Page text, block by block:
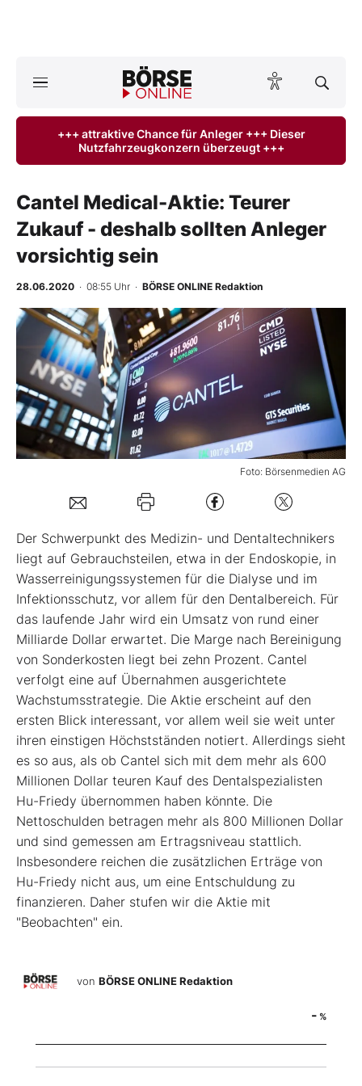
ktuelle Ausgabe BÖRSE ONLINE lesen
Anlageprodukte
Finanz-Check
Abo & Shop
BO-Musterdepots
Experten
Mein B:O
Mein Konto
Folgen Sie uns
Kontakt
+++ attraktive Chance für Anleger +++ Dieser
Nutzfahrzeugkonzern überzeugt +++
Cantel Medical-Aktie: Teurer
Zukauf - deshalb sollten Anleger
vorsichtig sein
28.06.2020 · 08:55 Uhr · BÖRSE ONLINE Redaktion
Foto: Börsenmedien AG
-%
Der Schwerpunkt des Medizin- und Dentaltechnikers
liegt auf Gebrauchsteilen, etwa in der Endoskopie, in
Wasserreinigungssystemen für die Dialyse und im
Infektionsschutz, vor allem für den Dentalbereich. Für
das laufende Jahr wird ein Umsatz von rund einer
Milliarde Dollar erwartet. Die Marge nach Bereinigung
von Sonderkosten liegt bei zehn Prozent. Cantel
verfolgt eine auf Übernahmen ausgerichtete
Wachstumsstrategie. Die Aktie erscheint auf den
ersten Blick interessant, vor allem weil sie weit unter
ihren einstigen Höchstständen notiert. Allerdings sieht
es so aus, als ob Cantel sich mit dem mehr als 600
Millionen Dollar teuren Kauf des Dentalspezialisten
Hu-Friedy übernommen haben könnte. Die
Nettoschulden betragen mehr als 800 Millionen Dollar
und sind gemessen am Ertragsniveau stattlich.
Insbesondere reichen die zusätzlichen Erträge von
Hu-Friedy nicht aus, um eine Entschuldung zu
finanzieren. Daher stufen wir die Aktie mit
"Beobachten" ein.
von BÖRSE ONLINE Redaktion
- %